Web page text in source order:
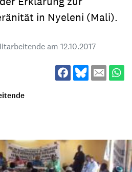
in Nyeleni (Mali).
am 12.10.2017